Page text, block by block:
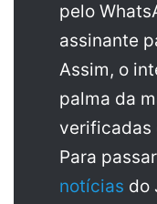
pelo
assinante
Assim, o
palma da
verificadas
Para
notícias do